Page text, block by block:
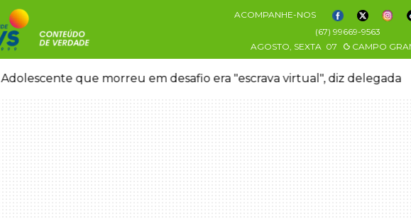
ACOMPANHE-NOS
(67) 99669-9563
AGOSTO, SEXTA 07 CAMPO
Adolescente que morreu em desafio era "escrava virtual", diz delegada